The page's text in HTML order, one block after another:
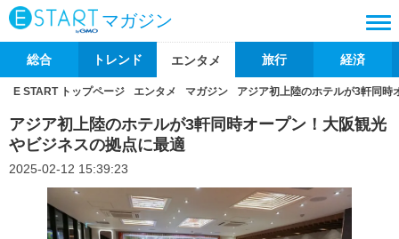
マガジン
総合 トレンド エンタメ 旅行 経済
E START トップページ エンタメ マガジン アジア初上陸のホテルが3軒同時
アジア初上陸のホテルが3軒同時オープン！大阪観光
やビジネスの拠点に最適
2025-02-12 15:39:23